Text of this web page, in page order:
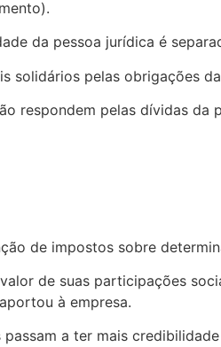
da pessoa jurídica é
solidários pelas obrigações
respondem pelas dívidas da
de impostos sobre
de suas participações
à empresa.
a ter mais